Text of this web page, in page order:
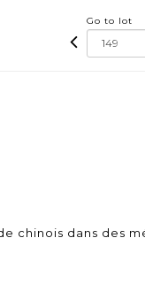
Go to lot
chinois dans des